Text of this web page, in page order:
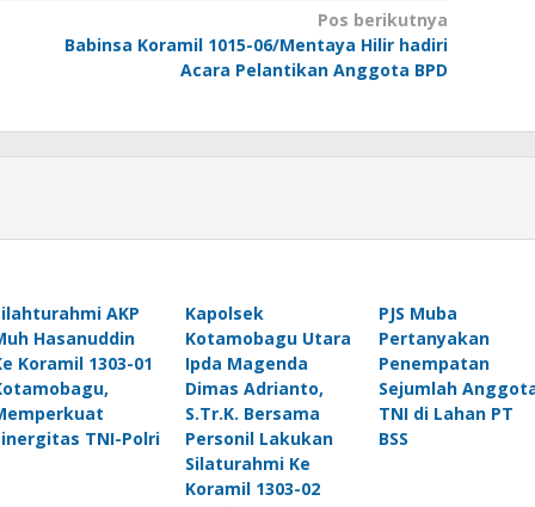
Pos berikutnya
Babinsa Koramil 1015-06/Mentaya Hilir hadiri
Acara Pelantikan Anggota BPD
AKP
Hasanuddin
Koramil 1303-01
TNI-Polri
Kapolsek
Kotamobagu Utara
Ipda Magenda
Dimas Adrianto,
S.Tr.K. Bersama
Personil Lakukan
Silaturahmi Ke
Koramil 1303-02
PJS Muba
Pertanyakan
Penempatan
Sejumlah
TNI di Lahan PT
BSS